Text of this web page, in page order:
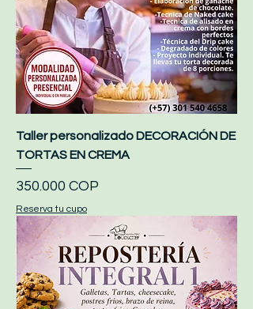
Taller personalizado DECORACIÓN DE
TORTAS EN CREMA
Precio
350.000 COP
Reserva tu cupo